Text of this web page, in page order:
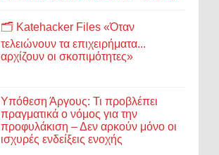
🗂️ Katehacker Files «Όταν
τελειώνουν τα επιχειρήματα...
αρχίζουν οι σκοπιμότητες»
Υπόθεση Άργους: Τι προβλέπει
πραγματικά ο νόμος για την
προφυλάκιση – Δεν αρκούν μόνο οι
ισχυρές ενδείξεις ενοχής